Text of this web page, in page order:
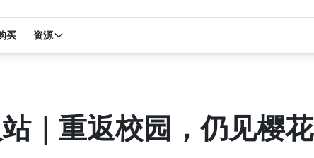
站｜重返校园，仍见樱花
买 资源